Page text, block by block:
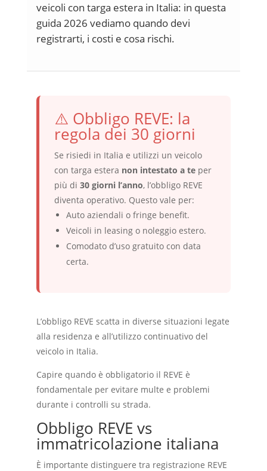
veicoli con targa estera in Italia: in questa
guida 2026 vediamo quando devi
registrarti, i costi e cosa rischi.
⚠️ Obbligo REVE: la
regola dei 30 giorni
Se risiedi in Italia e utilizzi un veicolo
con targa estera non intestato a teper
più di 30 giorni l’anno, l’obbligo REVE
diventa operativo. Questo vale per:
Auto aziendali o fringe benefit.
Veicoli in leasing o noleggio estero.
Comodato d’uso gratuito con data
certa.
L’obbligo REVE scatta in diverse situazioni legate
alla residenza e all’utilizzo continuativo del
veicolo in Italia.
Capire quando è obbligatorio il REVE è
fondamentale per evitare multe e problemi
durante i controlli su strada.
Obbligo REVE vs
immatricolazione italiana
È importante distinguere tra registrazione REVE